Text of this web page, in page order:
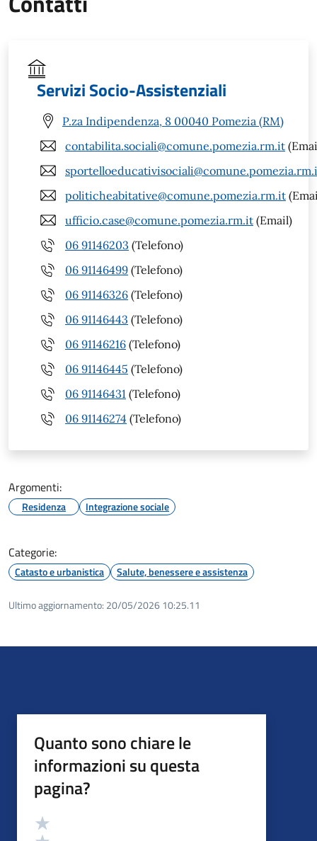
Servizi Socio-Assistenziali
P.za Indipendenza, 8 00040 Pomezia (RM)
contabilita.sociali@comune.pomezia.rm.it
politicheabitative@comune.pomezia.rm.it
ufficio.case@comune.pomezia.rm.it (Email)
06 91146203 (Telefono)
06 91146499 (Telefono)
06 91146326 (Telefono)
06 91146443 (Telefono)
06 91146216 (Telefono)
06 91146445 (Telefono)
06 91146431 (Telefono)
06 91146274 (Telefono)
Argomenti:
Residenza Integrazione sociale
Categorie:
Catasto e urbanistica Salute, benessere e assistenza
Ultimo aggiornamento: 20/05/2026 10:25.11
Quanto sono chiare le
informazioni su questa
pagina?
Valutazione